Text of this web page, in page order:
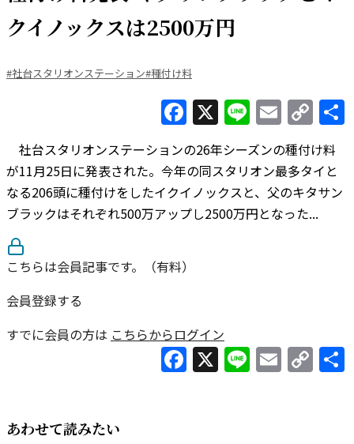
クイノックスは2500万円
#社台スタリオンステーション#種付け料
Facebook
X LineEmail
社台スタリオンステーションの26年シーズンの種付け料
が11月25日に発表された。今年の同スタリオン最多タイと
なる206頭に種付けをしたイクイノックスと、父のキタサン
ブラックはそれぞれ500万アップし2500万円となった...
こちらは会員記事です。（有料）
会員登録する
すでに会員の方は こちらからログイン
Facebook
X LineEmail
あわせて読みたい